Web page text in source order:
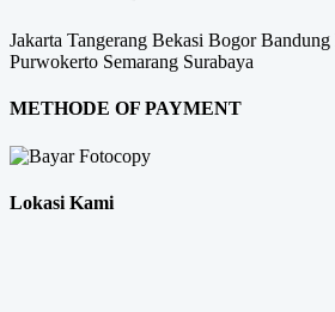
Jakarta Tangerang Bekasi BogorBandung
Purwokerto Semarang Surabaya
METHODE OF PAYMENT
Lokasi Kami